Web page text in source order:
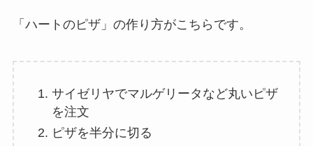
「ハートのピザ」の作り方がこちらです。
サイゼリヤでマルゲリータなど丸いピザ
を注文
ピザを半分に切る